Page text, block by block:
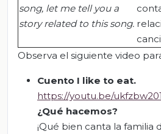
song, let me tell you a
story related to this song.
Observa el siguiente video
Cuento I like to eat.
https://youtu.be/
¿Qué hacemos?
¡Qué bien canta la familia